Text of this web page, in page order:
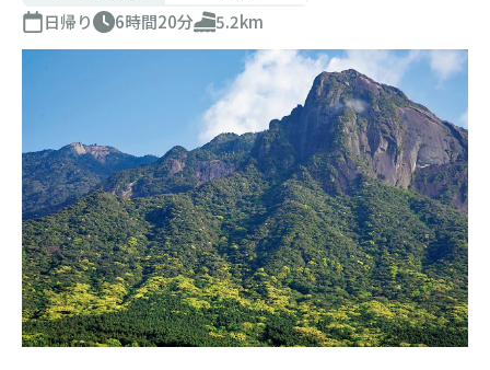
日帰り
6時間20分 5.2km